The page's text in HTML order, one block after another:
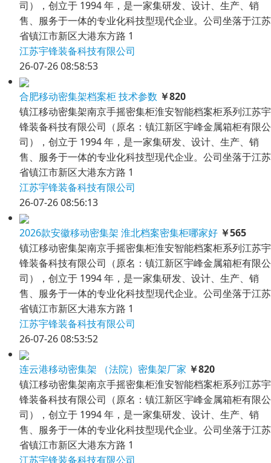
司），创立于 1994 年，是一家集研发、设计、生产、销
售、服务于一体的专业化科技型现代企业。公司坐落于江苏
省镇江市新区大港东方路 1
江苏宇锋装备科技有限公司
26-07-26 08:58:53
合肥移动密集架档案柜 技术参数 ￥820
镇江移动密集架南京手摇密集柜淮安智能档案柜系列江苏宇
锋装备科技有限公司（原名：镇江新区宇峰金属箱柜有限公
司），创立于 1994 年，是一家集研发、设计、生产、销
售、服务于一体的专业化科技型现代企业。公司坐落于江苏
省镇江市新区大港东方路 1
江苏宇锋装备科技有限公司
26-07-26 08:56:13
2026款安徽移动密集架 淮北档案密集柜哪家好 ￥565
镇江移动密集架南京手摇密集柜淮安智能档案柜系列江苏宇
锋装备科技有限公司（原名：镇江新区宇峰金属箱柜有限公
司），创立于 1994 年，是一家集研发、设计、生产、销
售、服务于一体的专业化科技型现代企业。公司坐落于江苏
省镇江市新区大港东方路 1
江苏宇锋装备科技有限公司
26-07-26 08:53:52
连云港移动密集架 （法院）密集架厂家 ￥820
镇江移动密集架南京手摇密集柜淮安智能档案柜系列江苏宇
锋装备科技有限公司（原名：镇江新区宇峰金属箱柜有限公
司），创立于 1994 年，是一家集研发、设计、生产、销
售、服务于一体的专业化科技型现代企业。公司坐落于江苏
省镇江市新区大港东方路 1
江苏宇锋装备科技有限公司